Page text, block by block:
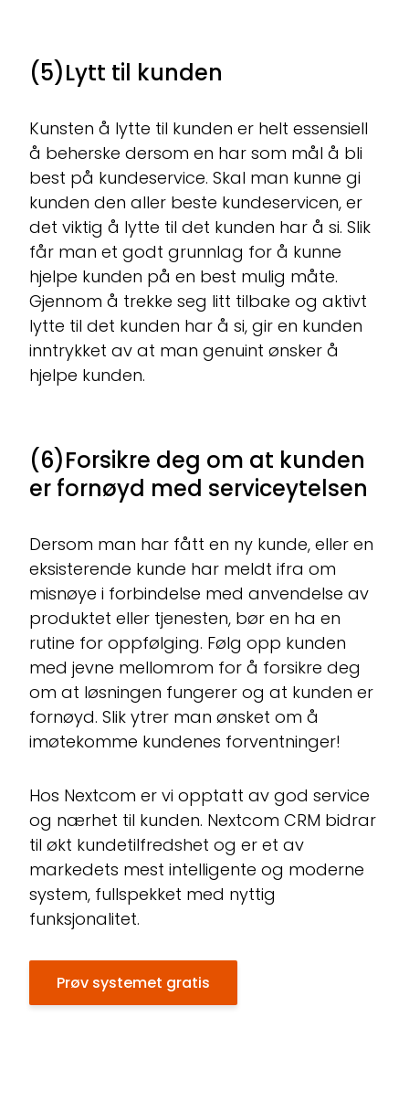
(5)Lytt til kunden
Kunsten å lytte til kunden er helt essensiell
å beherske dersom en har som mål å bli
best på kundeservice. Skal man kunne gi
kunden den aller beste kundeservicen, er
det viktig å lytte til det kunden har å si. Slik
får man et godt grunnlag for å kunne
hjelpe kunden på en best mulig måte.
Gjennom å trekke seg litt tilbake og aktivt
lytte til det kunden har å si, gir en kunden
inntrykket av at man genuint ønsker å
hjelpe kunden.
(6)Forsikre deg om at kunden
er fornøyd med serviceytelsen
Dersom man har fått en ny kunde, eller en
eksisterende kunde har meldt ifra om
misnøye i forbindelse med anvendelse av
produktet eller tjenesten, bør en ha en
rutine for oppfølging. Følg opp kunden
med jevne mellomrom for å forsikre deg
om at løsningen fungerer og at kunden er
fornøyd. Slik ytrer man ønsket om å
imøtekomme kundenes forventninger!
Hos Nextcom er vi opptatt av god service
og nærhet til kunden. Nextcom CRM bidrar
til økt kundetilfredshet og er et av
markedets mest intelligente og moderne
system, fullspekket med nyttig
funksjonalitet.
Prøv systemet gratis